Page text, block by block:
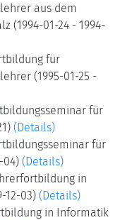
aus dem
(1994-01-24 - 1994-
für
(1995-01-25 -
für
(Details)
für
04) (Details)
in
12-03) (Details)
in Informatik